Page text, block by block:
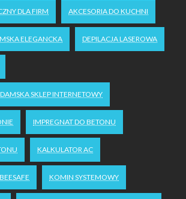
DLA FIRM AKCESORIA DO KUCHNI
ELEGANCKA DEPILACJA LASEROWA
SKLEP INTERNETOWY
IMPREGNAT DO BETONU
KALKULATOR AC
KOMIN SYSTEMOWY